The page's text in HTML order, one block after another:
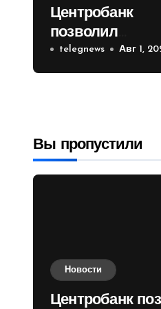
Центробанк
позволил
инвесторам из
враждебных
telegnews Авг 1,
Вы пропустили
Новости
Центробанк